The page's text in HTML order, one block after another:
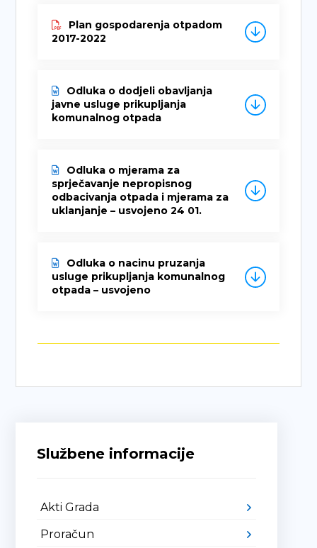
Plan gospodarenja otpadom
2017-2022
Odluka o dodjeli obavljanja
javne usluge prikupljanja
komunalnog otpada
Odluka o mjerama za
sprječavanje nepropisnog
odbacivanja otpada i mjerama za
uklanjanje – usvojeno 24 01.
Odluka o nacinu pruzanja
usluge prikupljanja komunalnog
otpada – usvojeno
Službene informacije
Akti Grada
Proračun